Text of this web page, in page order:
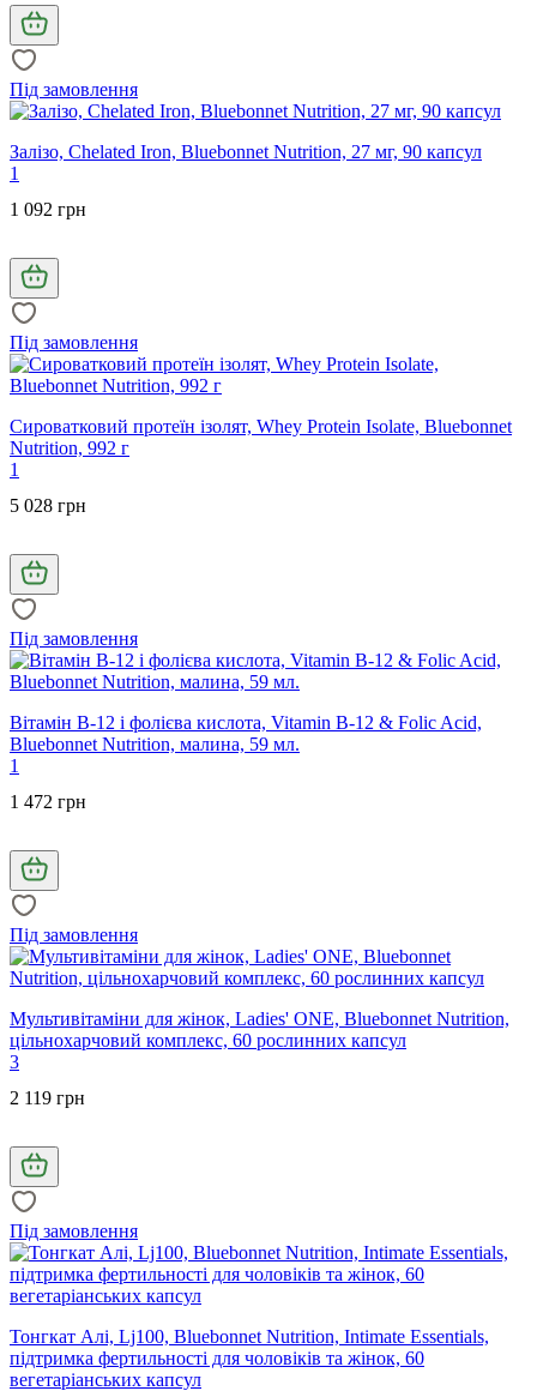
Під замовлення
Залізо, Chelated Iron, Bluebonnet Nutrition, 27 мг, 90 капсул
1
1 092 грн
Під замовлення
Сироватковий протеїн ізолят, Whey Protein Isolate, Bluebonnet
Nutrition, 992 г
1
5 028 грн
Під замовлення
Вітамін В-12 і фолієва кислота, Vitamin B-12 & Folic Acid,
Bluebonnet Nutrition, малина, 59 мл.
1
1 472 грн
Під замовлення
Мультивітаміни для жінок, Ladies' ONE, Bluebonnet Nutrition,
цільнохарчовий комплекс, 60 рослинних капсул
3
2 119 грн
Під замовлення
Тонгкат Алі, Lj100, Bluebonnet Nutrition, Intimate Essentials,
підтримка фертильності для чоловіків та жінок, 60
вегетаріанських капсул